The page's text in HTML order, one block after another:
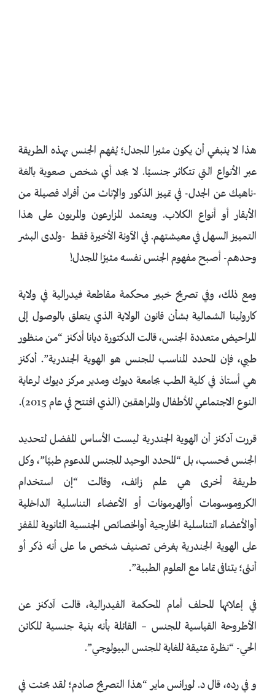
هذا لا ينبغي أن يكون مثيرا للجدل؛ يُفهم الجنس بهذه الطريقة
عبر الأنواع التي تتكاثر جنسيًا. لا يجد أي شخص صعوبة بالغة
-ناهيك عن الجدل- في تمييز الذكور والإناث من أفراد فصيلة من
الأبقار أو أنواع الكلاب. ويعتمد المزارعون والمربون على هذا
التمييز السهل في معيشتهم. في الآونة الأخيرة فقط -ولدى البشر
وحدهم- أصبح مفهوم الجنس نفسه مثيرًا للجدل!
ومع ذلك، وفي تصريح خبير محكمة مقاطعة فيدرالية في ولاية
كارولينا الشمالية بشأن قانون الولاية الذي يتعلق بالوصول إلى
المراحيض متعددة الجنس، قالت الدكتورة ديانا أدكنز “من منظور
طبي، فإن المحدد المناسب للجنس هو الهوية الجندرية”. أدكنز
هي أستاذ في كلية الطب بجامعة ديوك ومدير مركز ديوك لرعاية
النوع الاجتماعي للأطفال والمراهقين (الذي افتتح في عام 2015).
قررت آدكنز أن الهوية الجندرية ليست الأساس المفضل لتحديد
الجنس فحسب، بل “المحدد الوحيد للجنس المدعوم طبيًا”، وكل
طريقة أخرى هي علم زائف، وقالت “إن استخدام
الكروموسومات أوالهرمونات أو الأعضاء التناسلية الداخلية
أوالأعضاء التناسلية الخارجية أوالخصائص الجنسية الثانوية للقفز
على الهوية الجندرية بغرض تصنيف شخص ما على أنه ذكر أو
أنثى؛ يتنافى تماما مع العلوم الطبية”.
في إعلانها المحلف أمام المحكمة الفيدرالية، قالت آدكنز عن
الأطروحة القياسية للجنس – القائلة بأنه بنية جنسية للكائن
الحي- “نظرة عتيقة للغاية للجنس البيولوجي”.
و في رده، قال د. لورانس ماير “هذا التصريح صادم؛ لقد بحثت في